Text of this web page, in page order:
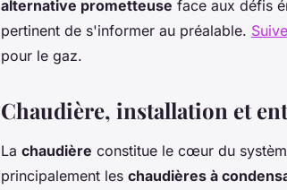
alternative prometteuse face aux défis
pertinent de s'informer au préalable.
pour le gaz.
Chaudière, installation et
La chaudière constitue le cœur du
principalement les chaudières à